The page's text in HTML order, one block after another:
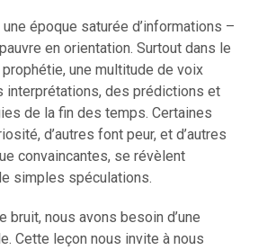
époque saturée d’informations –
en orientation. Surtout dans le
une multitude de voix
interprétations, des prédictions et
de la fin des temps. Certaines
d’autres font peur, et d’autres
convaincantes, se révèlent
simples spéculations.
bruit, nous avons besoin d’une
Cette leçon nous invite à nous